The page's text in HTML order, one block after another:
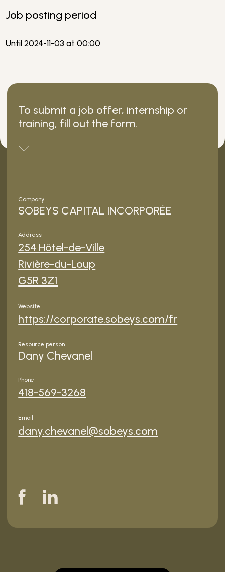
Job posting period
Until 2024-11-03 at 00:00
To submit a job offer, internship or
training, fill out the form.
Company
SOBEYS CAPITAL INCORPORÉE
Address
254 Hôtel-de-Ville
Rivière-du-Loup
G5R 3Z1
Website
https://corporate.sobeys.com/fr
Resource person
Dany Chevanel
Phone
418-569-3268
Email
dany.chevanel@sobeys.com